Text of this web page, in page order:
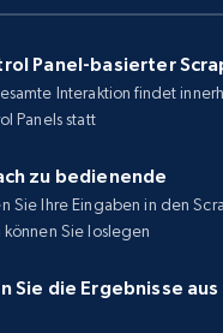
Panel-basierter
Interaktion findet
Panels statt
zu bedienende
Sie Ihre Eingaben in den
können Sie loslegen
Sie die Ergebnisse aus